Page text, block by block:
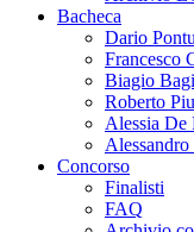
Bacheca
Dario
Francesco
Biagio
Roberto
Alessia De
Concorso
Finalisti
FAQ